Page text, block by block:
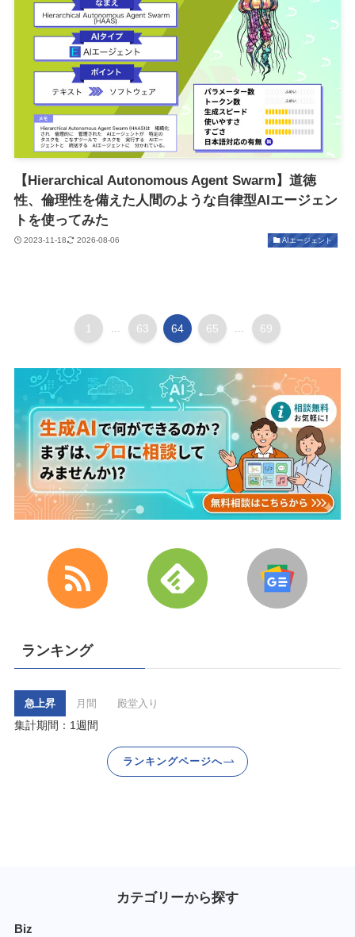
【Hierarchical Autonomous Agent Swarm】道徳
性、倫理性を備えた人間のような自律型AIエージェン
トを使ってみた
2023-11-18 2026-08-06 AIエージェント
1 ... 63 64 65 ... 69
ランキング
急上昇 月間 殿堂入り
集計期間：1週間
ランキングページへ
カテゴリーから探す
Biz